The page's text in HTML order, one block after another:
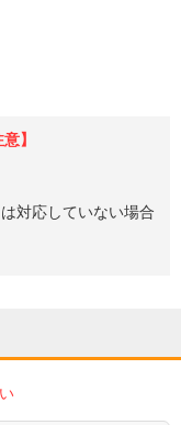
】
対応していない場合